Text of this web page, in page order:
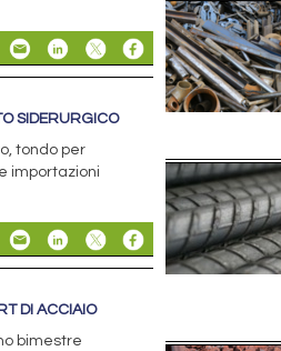
SIDERURGICO
tondo per
importazioni
DI ACCIAIO
bimestre